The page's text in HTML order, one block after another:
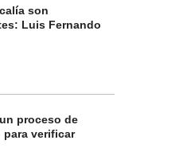
son
Luis Fernando
proceso de
para verificar